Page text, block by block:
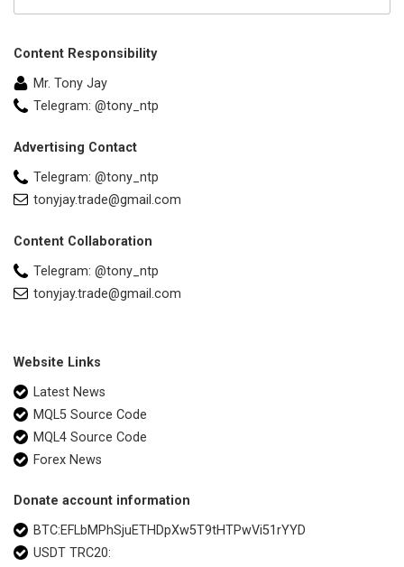
Content Responsibility
Mr. Tony Jay
Telegram: @tony_ntp
Advertising Contact
Telegram: @tony_ntp
tonyjay.trade@gmail.com
Content Collaboration
Telegram: @tony_ntp
tonyjay.trade@gmail.com
Website Links
Latest News
MQL5 Source Code
MQL4 Source Code
Forex News
Donate account information
BTC:EFLbMPhSjuETHDpXw5T9tHTPwVi51rYYD
USDT TRC20: